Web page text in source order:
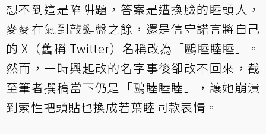
想不到這是陷阱題，答案是遭換臉的睦頭人，
麥麥在氣到敲鍵盤之餘，還是信守諾言將自己
的 X（舊稱 Twitter）名稱改為「鷗睦睦睦」。
然而，一時興起改的名字事後卻改不回來，截
至筆者撰稿當下仍是「鷗睦睦睦」，讓她崩潰
到索性把頭貼也換成若葉睦同款表情。